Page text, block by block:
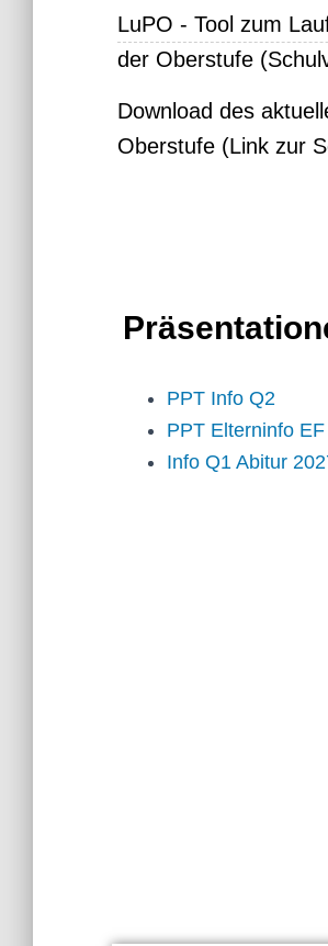
LuPO - Tool zum
der Oberstufe
Download des
Oberstufe (Link zur
PPT Info Q2
PPT Elterninfo
Info Q1 Abitur